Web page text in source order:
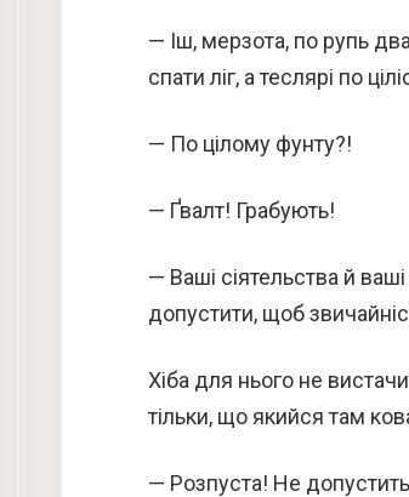
— Іш, мерзота, по рупь
спати ліг, а теслярі по
— По цілому фунту?!
— Ґвалт! Грабують!
— Ваші сіятельства й
допустити, щоб
Хіба для нього не
тільки, що якийся там
— Розпуста! Не